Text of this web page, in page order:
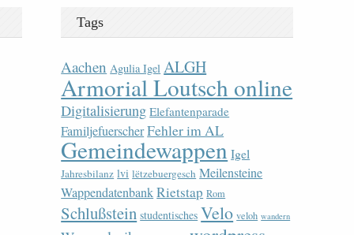
Tags
Aachen Agulia Igel ALGH
Armorial Loutsch online
Digitalisierung Elefantenparade
FamiljefuerscherFehler im AL
Gemeindewappen Igel
Jahresbilanz lvi lëtzebuergesch Meilensteine
WappendatenbankRietstap Rom
Schlußstein studentisches Velo veloh wandern